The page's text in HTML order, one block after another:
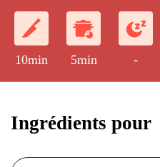
10min 5min -
Ingrédients pour